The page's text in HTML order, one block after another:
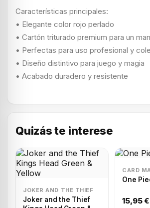
Características principales:
• Elegante color rojo perlado
• Cartón triturado premium para un
• Perfectas para uso profesional y
• Diseño distintivo para juego y magia
• Acabado duradero y resistente
Quizás te interese
JOKER AND THE THIEF
Joker and the Thief
CARD
One
15,95 €